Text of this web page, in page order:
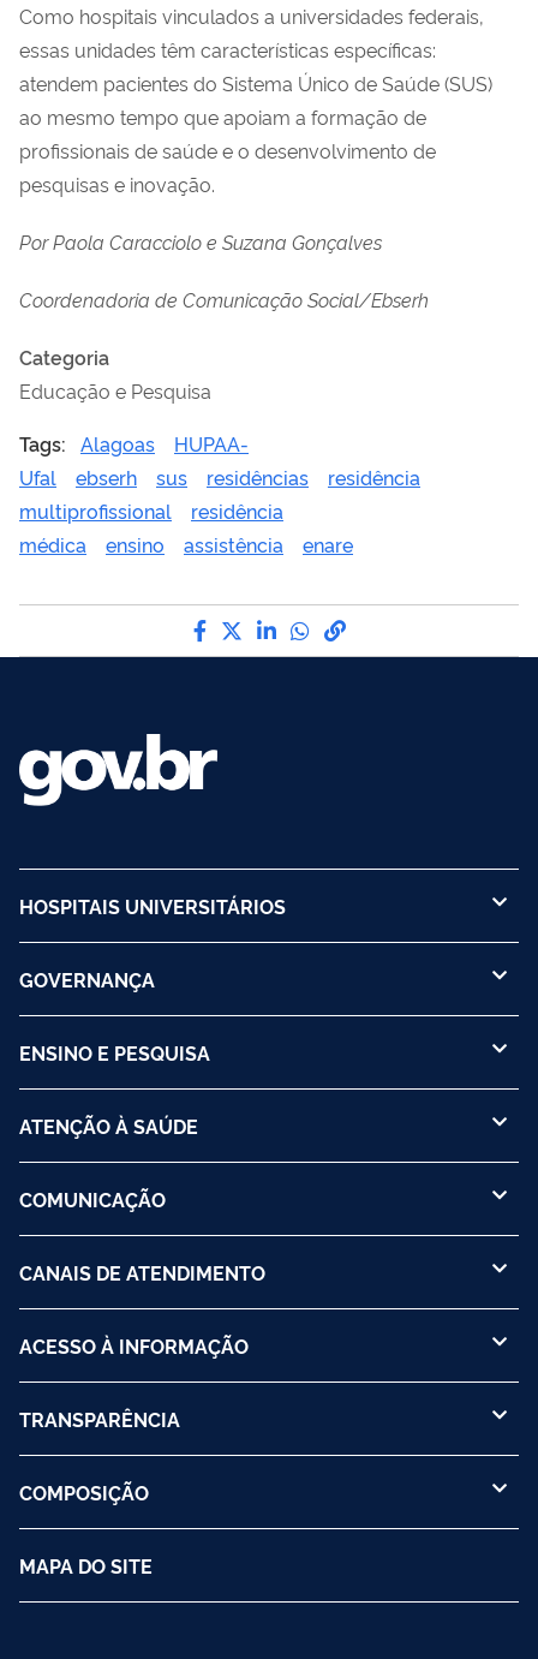
Como hospitais vinculados a universidades federais,
essas unidades têm características específicas:
atendem pacientes do Sistema Único de Saúde (SUS)
ao mesmo tempo que apoiam a formação de
profissionais de saúde e o desenvolvimento de
pesquisas e inovação.
Por Paola Caracciolo e Suzana Gonçalves
Coordenadoria de Comunicação Social/Ebserh
Categoria
Educação e Pesquisa
Tags: Alagoas
HUPAA-
Ufal
ebserh sus residências
residência
multiprofissional
residência
médica
ensino assistência enare
Compartilhe por Facebook
Compartilhe por Twitter
Compartilhe por
Compartilhe por
link para Copiar
HOSPITAIS UNIVERSITÁRIOS
GOVERNANÇA
ENSINO E PESQUISA
ATENÇÃO À SAÚDE
COMUNICAÇÃO
CANAIS DE ATENDIMENTO
ACESSO À INFORMAÇÃO
TRANSPARÊNCIA
COMPOSIÇÃO
MAPA DO SITE